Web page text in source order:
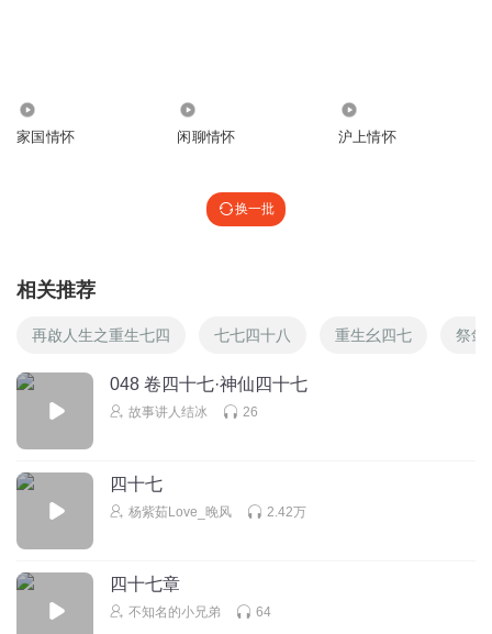
家国情怀 闲聊情怀 沪上情怀
换一批
相关推荐
再啟人生之重生七四 七七四十八 重生幺四七 祭剑
048 卷四十七·神仙四十七
故事讲人结冰 26
四十七
杨紫茹Love_晚风 2.42万
四十七章
不知名的小兄弟 64